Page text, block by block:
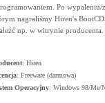
Po wypaleniu/
nagraliśmy Hiren's
np. w witrynie producenta.
: Hiren
: Freeware (darmowa)
Operacyjny: Windows 98/Me/